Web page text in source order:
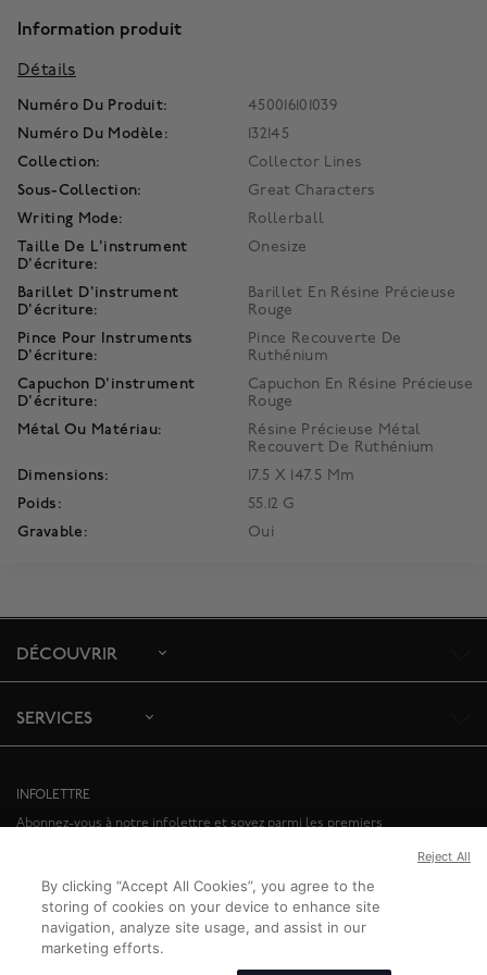
Information produit
Détails
Numéro Du Produit:
450016101039
Numéro Du Modèle:
132145
Collection:
Collector Lines
Sous-Collection:
Great Characters
Writing Mode:
Rollerball
Taille De L'instrument
D'écriture:
Onesize
Barillet D'instrument
D'écriture:
Barillet En Résine Précieuse
Rouge
Pince Pour Instruments
D'écriture:
Pince Recouverte De
Ruthénium
Capuchon D'instrument
D'écriture:
Capuchon En Résine Précieuse
Rouge
Métal Ou Matériau:
Résine Précieuse Métal
Recouvert De Ruthénium
Dimensions:
17.5 X 147.5 Mm
Poids:
55.12 G
Gravable:
Oui
DÉCOUVRIR
SERVICES
INFOLETTRE
Abonnez-vous à notre infolettre et soyez parmi les premiers
ABONNEZ-VOUS
By clicking “Accept All Cookies”, you agree to the
storing of cookies on your device to enhance site
navigation, analyze site usage, and assist in our
marketing efforts.
Reject All